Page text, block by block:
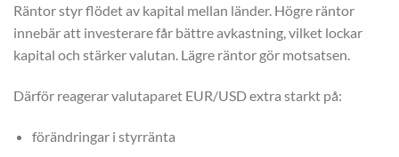
Räntor styr flödet av kapital mellan länder. Högre räntor
innebär att investerare får bättre avkastning, vilket lockar
kapital och stärker valutan. Lägre räntor gör motsatsen.
Därför reagerar valutaparet EUR/USD extra starkt på:
förändringar i styrränta